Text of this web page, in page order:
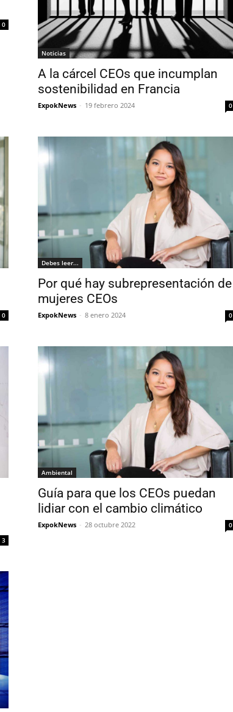
0
Noticias
A la cárcel CEOs que incumplan
sostenibilidad en Francia
ExpokNews - 19 febrero 2024 0
0
Debes leer...
Por qué hay subrepresentación de
mujeres CEOs
ExpokNews - 8 enero 2024 0
3
Ambiental
Guía para que los CEOs puedan
lidiar con el cambio climático
ExpokNews - 28 octubre 2022 0